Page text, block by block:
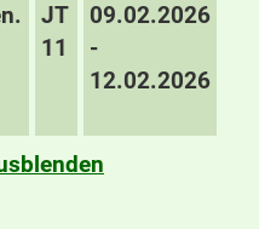
JT
11
09.02.2026
-
12.02.2026